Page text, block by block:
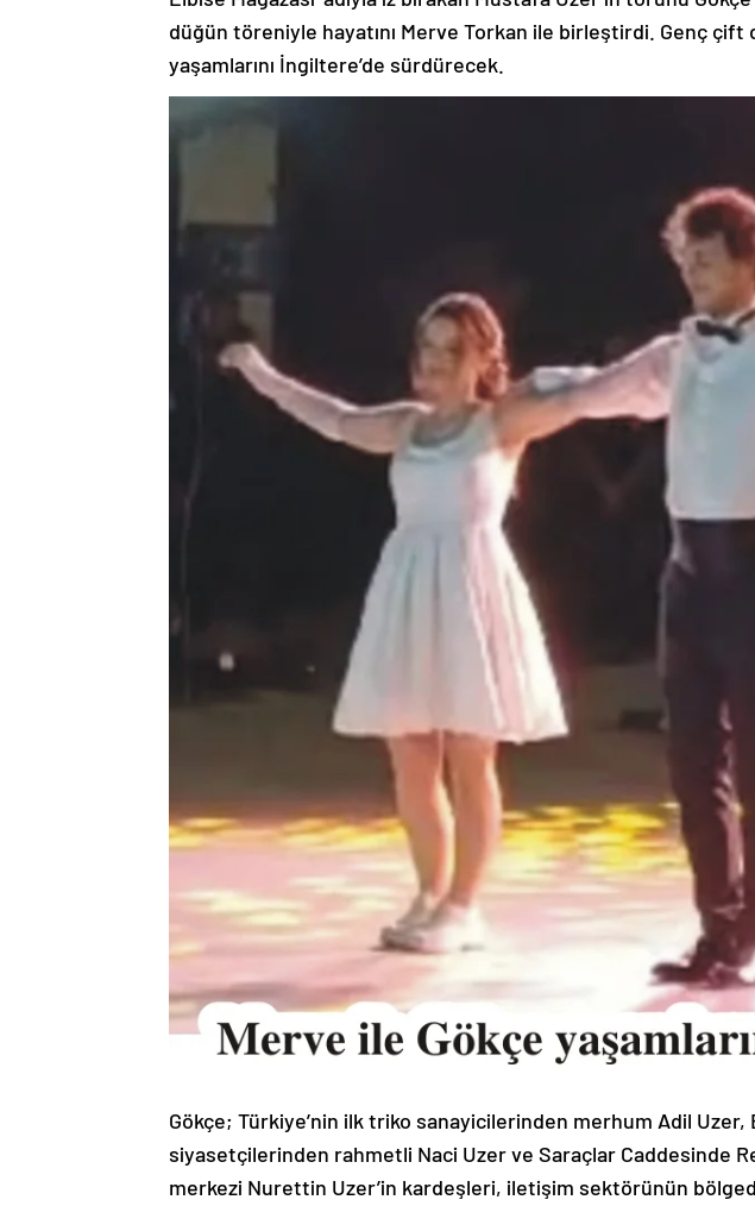
düğün töreniyle hayatını Merve Torkan ile birleştirdi. Genç çift
yaşamlarını İngiltere’de sürdürecek.
Gökçe; Türkiye’nin ilk triko sanayicilerinden merhum Adil Uzer,
siyasetçilerinden rahmetli Naci Uzer ve Saraçlar Caddesinde
merkezi Nurettin Uzer’in kardeşleri, iletişim sektörünün